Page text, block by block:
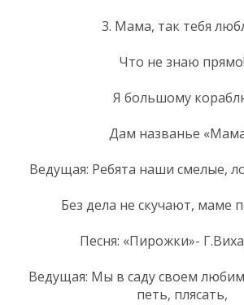
3. Мама, так тебя
Что не знаю прямо!
Я большому
Дам названье
Ведущая: Ребята наши смелые,
Без дела не скучают, маме
Песня: «Пирожки»-
Ведущая: Мы в саду своем
петь, плясать,